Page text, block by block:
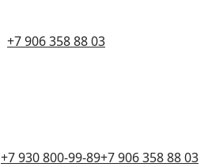
+7 906 358 88 03
+7 930 800-99-89+7 906 358 88 03